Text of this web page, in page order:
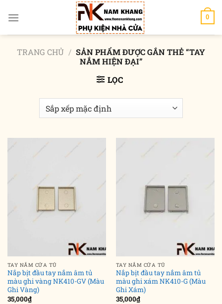
đến
0
TRANG CHỦ / SẢN PHẨM ĐƯỢC GẮN THẺ “TAY
NẮM HIỆN ĐẠI”
LỌC
TAY NẮM CỬA TỦ
Nắp bịt đầu tay nắm âm tủ
màu ghi vàng NK410-GV (Màu
Ghi Vàng)
35,000₫
TAY NẮM CỬA TỦ
Nắp bịt đầu tay nắm âm tủ
màu ghi xám NK410-G (Màu
Ghi Xám)
35,000₫